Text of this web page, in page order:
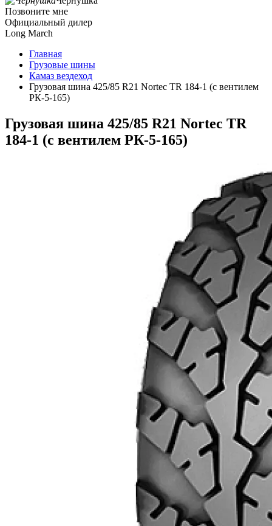
Позвоните мне
Официальный дилер
Long March
Главная
Грузовые шины
Камаз вездеход
Грузовая шина 425/85 R21 Nortec TR 184-1 (с вентилем
РК-5-165)
Грузовая шина 425/85 R21 Nortec TR
184-1 (с вентилем РК-5-165)